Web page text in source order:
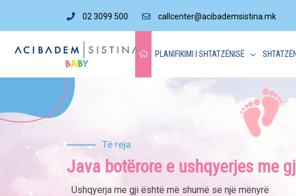
02 3099 500 callcenter@acibademsistina.mk
PLANIFIKIMI I SHTATZËNISË